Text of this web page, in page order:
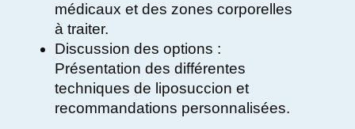
médicaux et des zones corporelles
à traiter.
Discussion des options :
Présentation des différentes
techniques de liposuccion et
recommandations personnalisées.